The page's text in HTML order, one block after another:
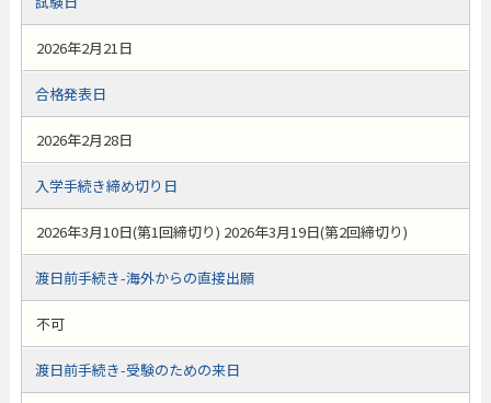
2026年2月21日
合格発表日
2026年2月28日
入学手続き締め切り日
2026年3月10日(第1回締切り) 2026年3月19日(第2回締切り)
渡日前手続き-海外からの直接出願
不可
渡日前手続き-受験のための来日